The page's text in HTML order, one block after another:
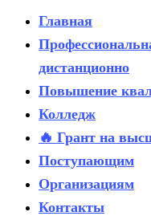
Главная
дистанционно
Повышение
Колледж
🔥 Грант на
Поступающим
Организациям
Контакты